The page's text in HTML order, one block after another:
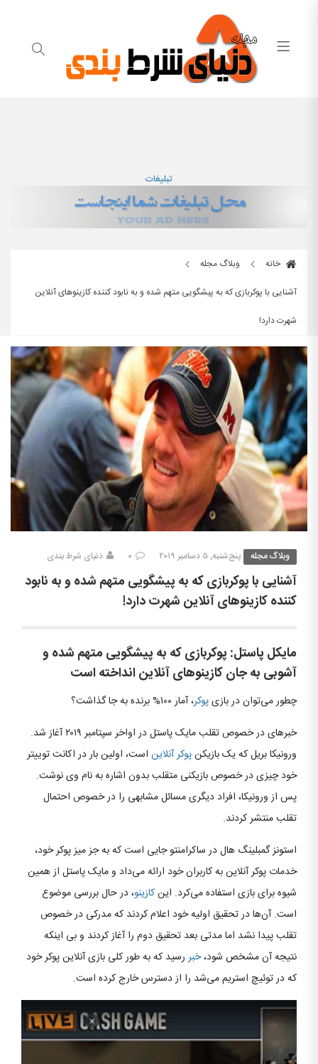
تبلیغات
خانه
وبلاگ مجله
آشنایی با پوکربازی که به پیشگویی متهم شده و به نابود کننده کازینوهای آنلاین
شهرت دارد!
وبلاگ مجله پنج‌شنبه, ۵ دسامبر ۲۰۱۹ ۰ دنیای شرط بندی
آشنایی با پوکربازی که به پیشگویی متهم شده و به نابود
کننده کازینوهای آنلاین شهرت دارد!
مایکل پاستل: پوکربازی که به پیشگویی متهم شده و
آشوبی به جان کازینوهای آنلاین انداخته است
چطور می‌توان در بازیپوکر، آمار ۱۰۰% برنده به جا گذاشت؟
خبرهای در خصوص تقلب مایک پاستل در اواخر سپتامبر ۲۰۱۹ آغاز شد.
ورونیکا بریل که یک بازیکنپوکرآنلاین است، اولین بار در اکانت توییتر
خود چیزی در خصوص بازیکنی متقلب بدون اشاره به نام وی نوشت.
پس از ورونیکا، افراد دیگری مسائل مشابهی را در خصوص احتمال
تقلب منتشر کردند.
استونز گمبلینگ هال در ساکرامنتو جایی است که به جز میز پوکر خود،
خدمات پوکر آنلاین به کاربران خود ارائه می‌داد و مایک پاستل از همین
شیوه برای بازی استفاده می‌کرد. اینکازینو، در حال بررسی موضوع
است. آن‌ها در تحقیق اولیه خود اعلام کردند که مدرکی در خصوص
تقلب پیدا نشد اما مدتی بعد تحقیق دوم را آغاز کردند و بی اینکه
نتیجه آن مشخص شود،خبررسید که به طور کلی بازی آنلاین پوکر خود
که در توئیچ استریم می‌شد را از دسترس خارج کرده است.